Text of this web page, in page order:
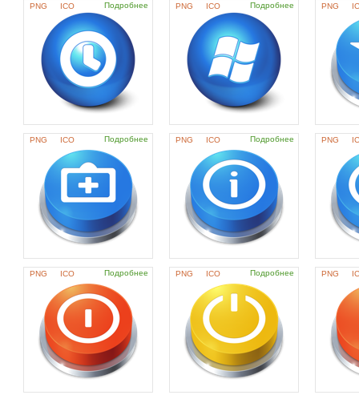
PNG ICO Подробнее PNG ICO Подробнее PNG
PNG ICO Подробнее PNG ICO Подробнее PNG
PNG ICO Подробнее PNG ICO Подробнее PNG